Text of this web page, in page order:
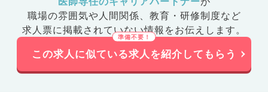
職場の雰囲気や人間関係、 教育・研修制度など
求人票に掲載されていない情報をお伝えします。
この求人に似ている求人を紹介してもらう